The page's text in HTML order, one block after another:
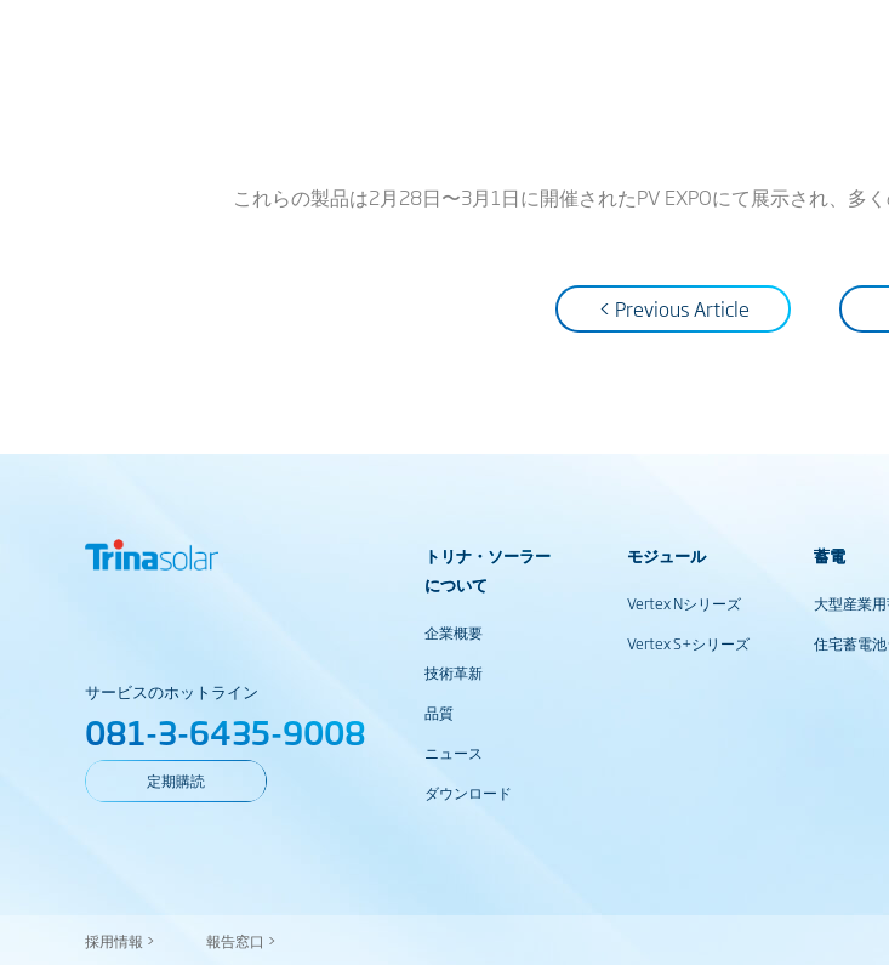
これらの製品は2月28日〜3月1日に開催されたPV EXPOにて展示され、多
< Previous Article
サービスのホットライン
081-3-6435-9008
定期購読
トリナ・ソーラー
について
企業概要
技術革新
品質
ニュース
ダウンロード
モジュール
Vertex Nシリーズ
Vertex S+シリーズ
蓄電
大型産業
住宅蓄電
採用情報 > 報告窓口 >